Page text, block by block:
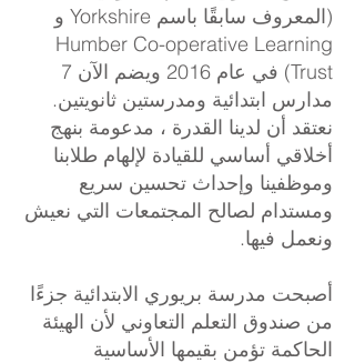
(المعروف سابقًا باسم Yorkshire و
Humber Co-operative Learning
Trust) في عام 2016 ويضم الآن 7
مدارس ابتدائية ومدرستين ثانويتين.
نعتقد أن لدينا القدرة ، مدعومة بنهج
أخلاقي أساسي للقيادة لإلهام طلابنا
وموظفينا وإحداث تحسين سريع
ومستدام لصالح المجتمعات التي نعيش
ونعمل فيها.
أصبحت مدرسة بريوري الابتدائية جزءًا
من صندوق التعلم التعاوني لأن الهيئة
الحاكمة تؤمن بقيمها الأساسية